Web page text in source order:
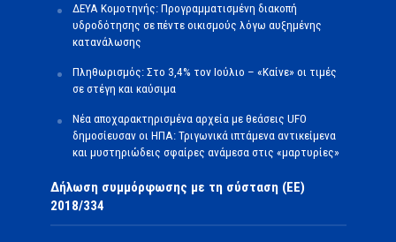
ΔΕΥΑ Κομοτηνής: Προγραμματισμένη διακοπή
υδροδότησης σε πέντε οικισμούς λόγω αυξημένης
κατανάλωσης
Πληθωρισμός: Στο 3,4% τον Ιούλιο – «Καίνε» οι τιμές
σε στέγη και καύσιμα
Νέα αποχαρακτηρισμένα αρχεία με θεάσεις UFO
δημοσίευσαν οι ΗΠΑ: Τριγωνικά ιπτάμενα αντικείμενα
και μυστηριώδεις σφαίρες ανάμεσα στις «μαρτυρίες»
Δήλωση συμμόρφωσης με τη σύσταση (ΕΕ)
2018/334